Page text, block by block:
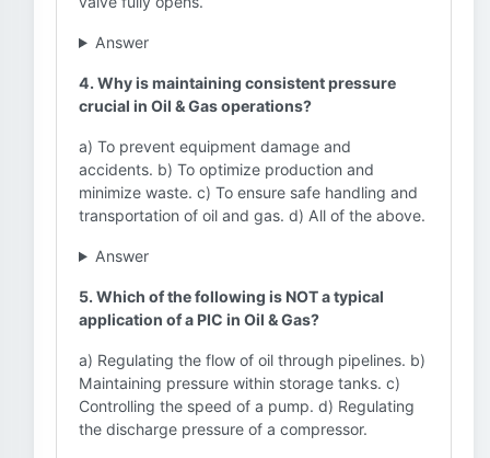
Answer
4. Why is maintaining consistent pressure
crucial in Oil & Gas operations?
a) To prevent equipment damage and
accidents. b) To optimize production and
minimize waste. c) To ensure safe handling and
transportation of oil and gas. d) All of the above.
Answer
5. Which of the following is NOT a typical
application of a PIC in Oil & Gas?
a) Regulating the flow of oil through pipelines. b)
Maintaining pressure within storage tanks. c)
Controlling the speed of a pump. d) Regulating
the discharge pressure of a compressor.